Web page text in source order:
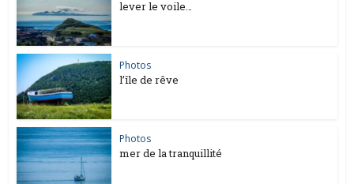
lever le voile…
Photos
l’île de rêve
Photos
mer de la tranquillité